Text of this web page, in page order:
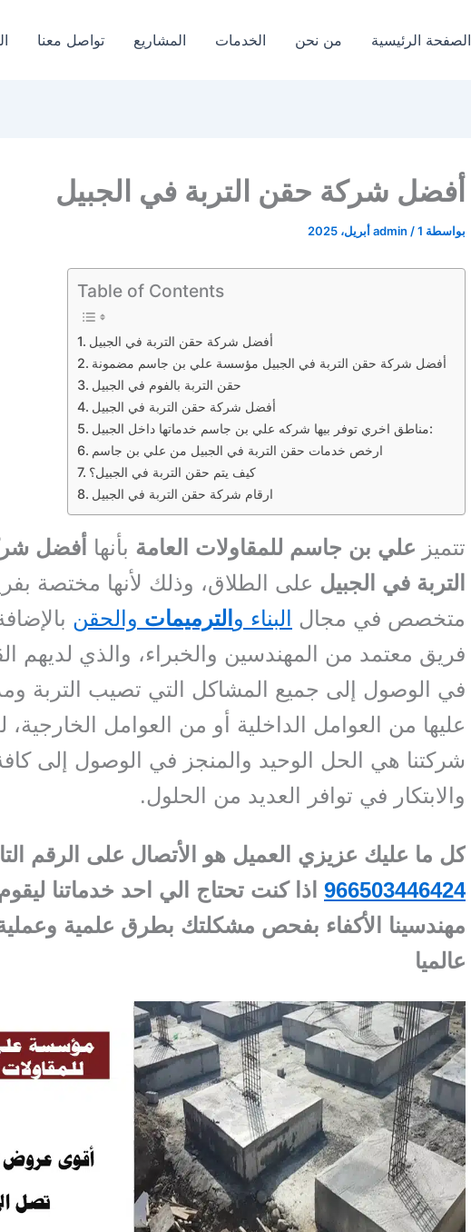
الصفحة الرئيسية من نحن الخدمات المشاريع تواصل معنا
أفضل شركة حقن التربة في الجبيل
بواسطة admin /1 أبريل، 2025
Table of Contents
أفضل شركة حقن التربة في الجبيل
أفضل شركة حقن التربة في الجبيل مؤسسة علي بن جاسم مضمونة
حقن التربة بالفوم في الجبيل
أفضل شركة حقن التربة في الجبيل
مناطق اخري توفر بيها شركه علي بن جاسم خدماتها داخل الجبيل:
ارخص خدمات حقن التربة في الجبيل من علي بن جاسم
كيف يتم حقن التربة في الجبيل؟
ارقام شركة حقن التربة في الجبيل
تتميز علي بن جاسم للمقاولات العامة بأنها أفضل
التربة في الجبيل على الطلاق، وذلك لأنها مختصة
متخصص في مجال
البناء و الترميمات والحقن
فريق معتمد من المهندسين والخبراء، والذي لديهم
في الوصول إلى جميع المشاكل التي تصيب التربة
عليها من العوامل الداخلية أو من العوامل الخارجية،
شركتنا هي الحل الوحيد والمنجز في الوصول إلى
والابتكار في توافر العديد من الحلول.
كل ما عليك عزيزي العميل هو الأتصال على الرقم
966503446424 اذا كنت تحتاج الي احد خدماتنا
مهندسينا الأكفاء بفحص مشكلتك بطرق علمية
عالميا